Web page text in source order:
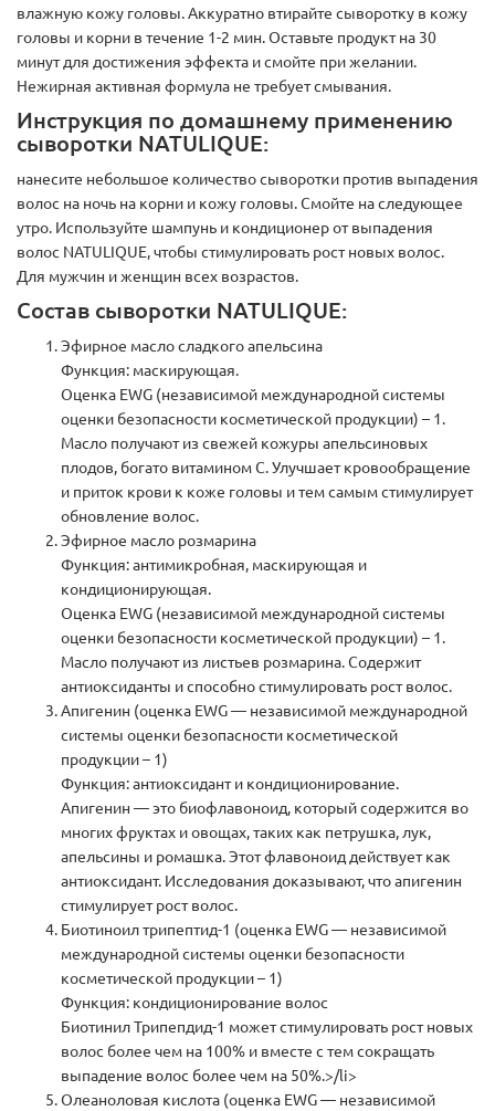
влажную кожу головы. Аккуратно втирайте сыворотку в кожу
головы и корни в течение 1-2 мин. Оставьте продукт на 30
минут для достижения эффекта и смойте при желании.
Нежирная активная формула не требует смывания.
Инструкция по домашнему применению
сыворотки NATULIQUE:
нанесите небольшое количество сыворотки против выпадения
волос на ночь на корни и кожу головы. Смойте на следующее
утро. Используйте шампунь и кондиционер от выпадения
волос NATULIQUE, чтобы стимулировать рост новых волос.
Для мужчин и женщин всех возрастов.
Состав сыворотки NATULIQUE:
Эфирное масло сладкого апельсина
Функция: маскирующая.
Оценка EWG (независимой международной системы
оценки безопасности косметической продукции) – 1.
Масло получают из свежей кожуры апельсиновых
плодов, богато витамином С. Улучшает кровообращение
и приток крови к коже головы и тем самым стимулирует
обновление волос.
Эфирное масло розмарина
Функция: антимикробная, маскирующая и
кондиционирующая.
Оценка EWG (независимой международной системы
оценки безопасности косметической продукции) – 1.
Масло получают из листьев розмарина. Содержит
антиоксиданты и способно стимулировать рост волос.
Апигенин (оценка EWG — независимой международной
системы оценки безопасности косметической
продукции – 1)
Функция: антиоксидант и кондиционирование.
Апигенин — это биофлавоноид, который содержится во
многих фруктах и овощах, таких как петрушка, лук,
апельсины и ромашка. Этот флавоноид действует как
антиоксидант. Исследования доказывают, что апигенин
стимулирует рост волос.
Биотиноил трипептид-1 (оценка EWG — независимой
международной системы оценки безопасности
косметической продукции – 1)
Функция: кондиционирование волос
Биотинил Трипепдид-1 может стимулировать рост новых
волос более чем на 100% и вместе с тем сокращать
выпадение волос более чем на 50%.>/li>
Олеаноловая кислота (оценка EWG — независимой